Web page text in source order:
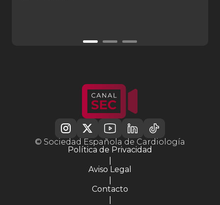
© Sociedad Española de Cardiología
Política de Privacidad
|
Aviso Legal
|
Contacto
|